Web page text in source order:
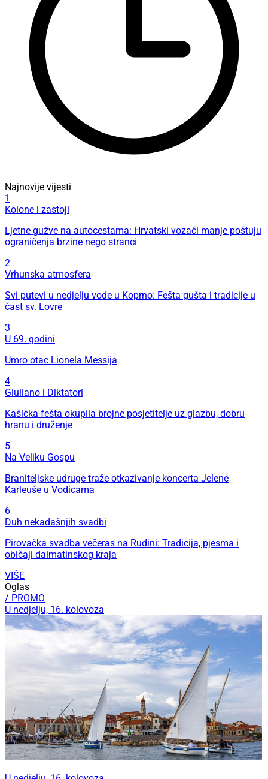
Najnovije vijesti
1
Kolone i zastoji
Ljetne gužve na autocestama: Hrvatski vozači manje poštuju
ograničenja brzine nego stranci
2
Vrhunska atmosfera
Svi putevi u nedjelju vode u Koprno: Fešta gušta i tradicije u
čast sv. Lovre
3
U 69. godini
Umro otac Lionela Messija
4
Giuliano i Diktatori
Kašićka fešta okupila brojne posjetitelje uz glazbu, dobru
hranu i druženje
5
Na Veliku Gospu
Braniteljske udruge traže otkazivanje koncerta Jelene
Karleuše u Vodicama
6
Duh nekadašnjih svadbi
Pirovačka svadba večeras na Rudini: Tradicija, pjesma i
običaji dalmatinskog kraja
VIŠE
Oglas
/ PROMO
U nedjelju, 16. kolovoza